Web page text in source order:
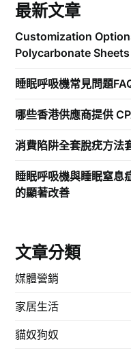
最新文章
Customization
Polycarbonate Sheets
睡眠呼吸機常見問題
哪些香港供應商提供
消費陷阱全套脫疣方法
睡眠呼吸機與睡眠窒息
的顯著改善
文章分類
媒體營銷
家居生活
貓奴狗奴